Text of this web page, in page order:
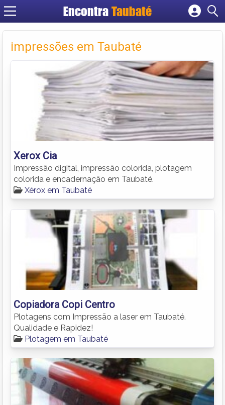
EncontraTaubaté
Cadastrar empresa
Criar conta
impressões em Taubaté
Xerox Cia
Impressão digital, impressão colorida, plotagem
colorida e encadernação em Taubaté.
Xérox em Taubaté
Copiadora Copi Centro
Plotagens com Impressão a laser em Taubaté.
Qualidade e Rapidez!
Plotagem em Taubaté